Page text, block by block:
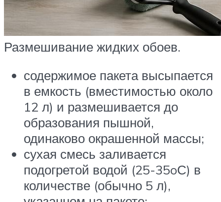
Размешивание жидких обоев.
содержимое пакета высыпается
в емкость (вместимостью около
12 л) и размешивается до
образования пышной,
одинаково окрашенной массы;
сухая смесь заливается
подогретой водой (25-35oС) в
количестве (обычно 5 л),